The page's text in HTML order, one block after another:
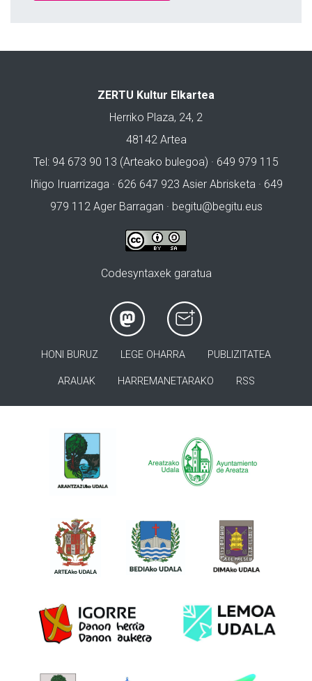
ZERTU Kultur Elkartea
Herriko Plaza, 24, 2
48142 Artea
Tel: 94 673 90 13 (Arteako bulegoa) · 649 979 115
Iñigo Iruarrizaga · 626 647 923 Asier Abrisketa · 649
979 112 Ager Barragan · begitu@begitu.eus
Codesyntaxek garatua
HONI BURUZ LEGE OHARRA PUBLIZITATEA
ARAUAK HARREMANETARAKO RSS